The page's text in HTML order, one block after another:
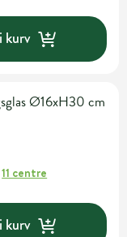
kurv
Ø16xH30 cm
11 centre
kurv